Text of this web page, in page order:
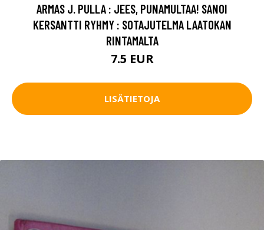
ARMAS J. PULLA : JEES, PUNAMULTAA! SANOI
KERSANTTI RYHMY : SOTAJUTELMA LAATOKAN
RINTAMALTA
7.5 EUR
LISÄTIETOJA